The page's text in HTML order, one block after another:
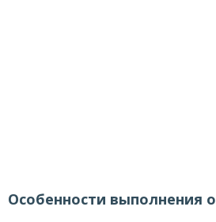
Особенности выполнения